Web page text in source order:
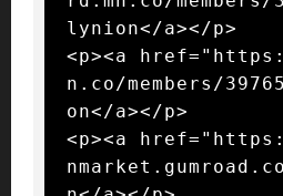
lynion</a></p>
<p><a
n.co/members/
on</a></p>
<p><a